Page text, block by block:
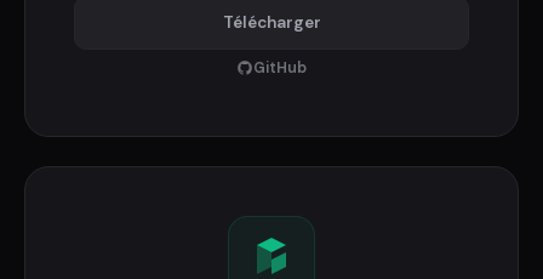
Télécharger
GitHub